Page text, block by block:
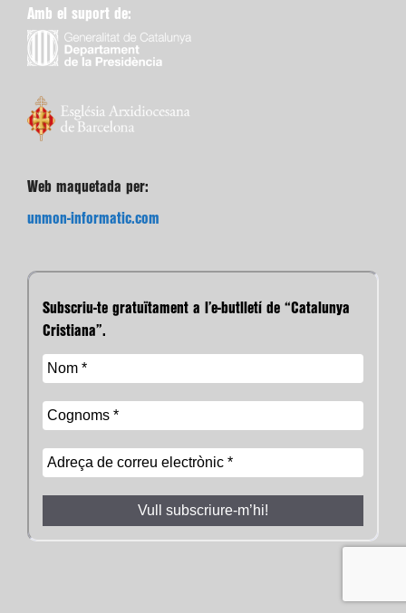
Amb el suport de:
Web maquetada per:
unmon-informatic.com
Subscriu-te gratuïtament a l’e-butlletí de “Catalunya
Cristiana”.